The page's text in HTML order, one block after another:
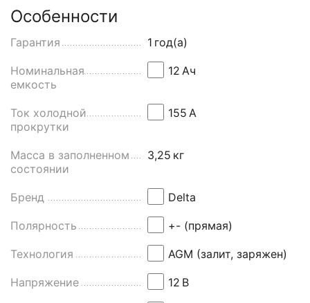
Особенности
Гарантия 1 год(а)
Номинальная
емкость
12 Aч
Ток холодной
прокрутки
155 А
Масса в заполненном
состоянии
3,25 кг
Бренд Delta
Полярность +- (прямая)
Технология AGM (залит, заряжен)
Напряжение 12 В